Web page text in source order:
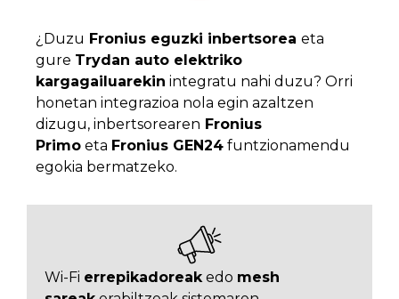
¿Duzu Fronius eguzki inbertsorea eta
gure Trydan auto elektriko
kargagailuarekin integratu nahi duzu? Orri
honetan integrazioa nola egin azaltzen
dizugu, inbertsorearen Fronius
Primo eta Fronius GEN24 funtzionamendu
egokia bermatzeko.
Wi-Fi errepikadoreakedo mesh